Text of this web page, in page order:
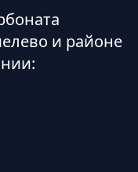
и районе